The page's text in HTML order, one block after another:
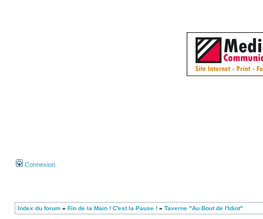
Connexion
Index du forum » Fin de la Main ! C'est la Pause ! » Taverne "Au Bout de l'Idiot"